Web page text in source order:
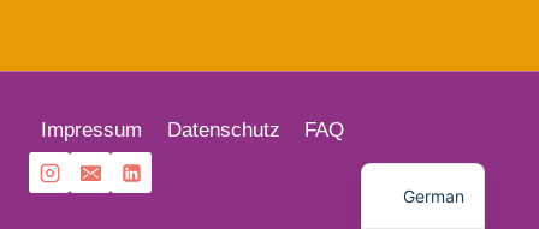
Impressum Datenschutz FAQ
German